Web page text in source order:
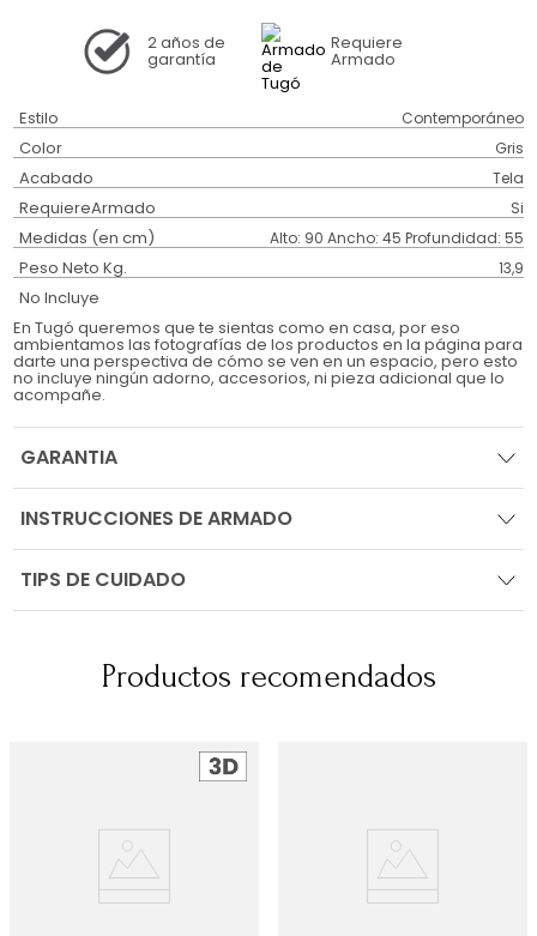
2 años de
garantía
Requiere
Armado
Estilo Contemporáneo
Color Gris
Acabado Tela
RequiereArmado Si
Medidas (en cm) Alto: 90 Ancho: 45 Profundidad: 55
Peso Neto Kg. 13,9
No Incluye
En Tugó queremos que te sientas como en casa, por eso
ambientamos las fotografías de los productos en la página para
darte una perspectiva de cómo se ven en un espacio, pero esto
no incluye ningún adorno, accesorios, ni pieza adicional que lo
acompañe.
GARANTIA
INSTRUCCIONES DE ARMADO
TIPS DE CUIDADO
Productos recomendados